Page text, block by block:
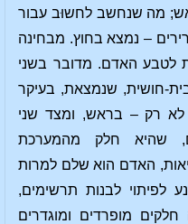
מה שנחשב לחשוּב עבור
– נמצא בחוץ. מבחינה
לטבע האדם. מדובר בשני
חושית, שנמצאת, בעיקר
לא רק – בראש, ומצד שני
שהיא חלק מהמערכת
האדם הוא שלם למרות
לפיתוי לבנות תרשימים,
מופרדים ומוגדרים